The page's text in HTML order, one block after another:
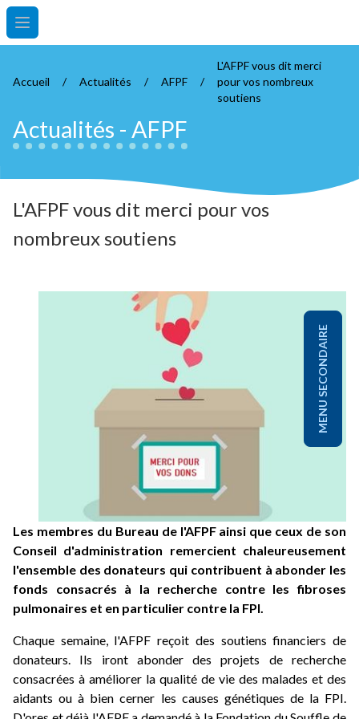
Open main menu
Accueil / Actualités / AFPF /
L'AFPF vous dit merci
pour vos nombreux
soutiens
Actualités - AFPF
L'AFPF vous dit merci pour vos
nombreux soutiens
Les membres du Bureau de l'AFPF ainsi que ceux de son
Conseil d'administration remercient chaleureusement
l'ensemble des donateurs qui contribuent à abonder les
fonds consacrés à la recherche contre les fibroses
pulmonaires et en particulier contre la FPI.
Chaque semaine, l'AFPF reçoit des soutiens financiers de
donateurs. Ils iront abonder des projets de recherche
consacrées à améliorer la qualité de vie des malades et des
aidants ou à bien cerner les causes génétiques de la FPI.
MENU SECONDAIRE